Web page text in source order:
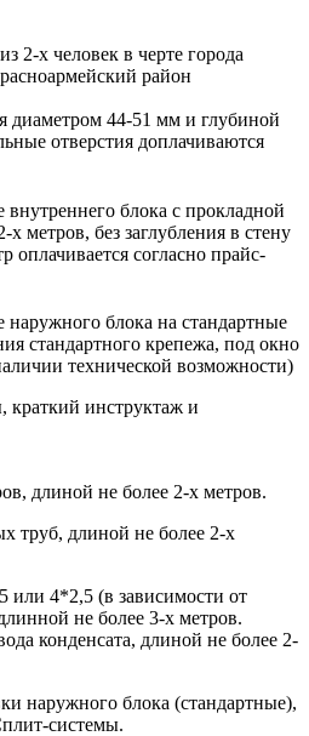
2-х человек в черте города
район
диаметром 44-51 мм и глубиной
отверстия доплачиваются
блока с прокладной
метров, без заглубления в стену
согласно прайс-
наружного блока на стандартные
стандартного крепежа, под окно
технической возможности)
краткий инструктаж и
длиной не более 2-х метров.
труб, длиной не более 2-х
или 4*2,5 (в зависимости от
не более 3-х метров.
конденсата, длиной не более 2-
наружного блока (стандартные),
системы.